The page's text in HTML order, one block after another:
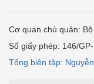
Cơ quan chủ quản:
Số giấy phép: 146/
Tổng biên tập: